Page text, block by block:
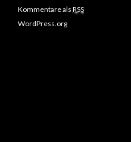
Kommentare als RSS
WordPress.org